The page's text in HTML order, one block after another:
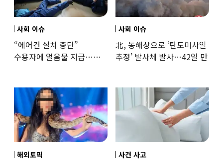
사회 이슈
“에어컨 설치 중단”
수용자에 얼음물 지급…
사회 이슈
北, 동해상으로 ‘탄도미사일
추정’ 발사체 발사…42일 만
해외토픽 사건 사고